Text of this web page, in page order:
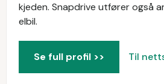
kjeden. Snapdrive utfører også
elbil.
Se full profil >> Til